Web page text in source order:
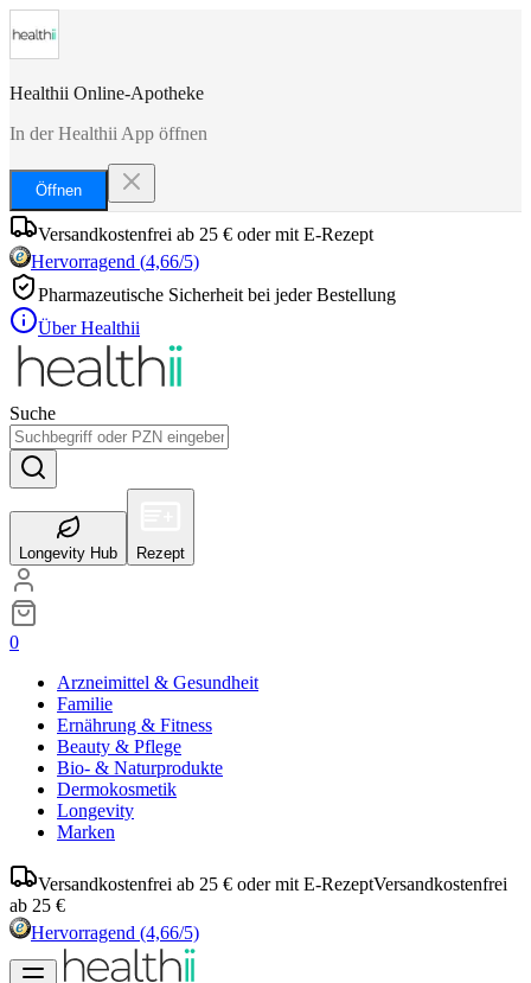
Healthii Online-Apotheke
In der Healthii App öffnen
Öffnen
Versandkostenfrei ab 25 € oder mit E-Rezept
Hervorragend (4,66/5)
Pharmazeutische Sicherheit bei jeder Bestellung
Über Healthii
Suche
Longevity Hub Rezept
0
Arzneimittel & Gesundheit
Familie
Ernährung & Fitness
Beauty & Pflege
Bio- & Naturprodukte
Dermokosmetik
Longevity
Marken
Versandkostenfrei ab 25 € oder mit E-RezeptVersandkostenfrei
ab 25 €
Hervorragend (4,66/5)